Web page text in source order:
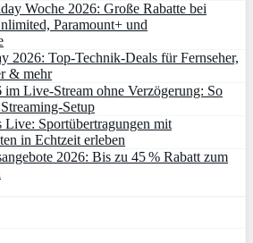
Woche 2026: Große Rabatte bei
Paramount+ und
2026: Top-Technik-Deals für Fernseher,
& mehr
Live-Stream ohne Verzögerung: So
Setup
Live: Sportübertragungen mit
in Echtzeit erleben
2026: Bis zu 45 % Rabatt zum